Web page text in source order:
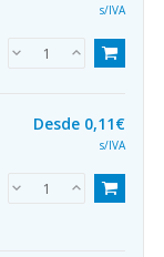
s/IVA
Desde 0,11€
s/IVA